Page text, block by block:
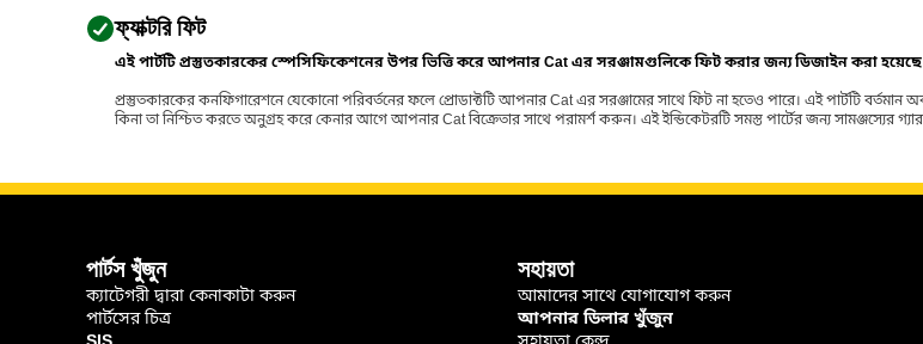
ফ্যাক্টরি ফিট
এই পার্টটি প্রস্তুতকারকের স্পেসিফিকেশনের উপর ভিত্তি করে আপনার Cat এর সরঞ্জামগুলিকে ফিট করার জন্য ডিজাইন করা
প্রস্তুতকারকের কনফিগারেশনে যেকোনো পরিবর্তনের ফলে প্রোডাক্টটি আপনার Cat এর সরঞ্জামের সাথে ফিট না হতেও পারে। এই পার্টটি
কিনা তা নিশ্চিত করতে অনুগ্রহ করে কেনার আগে আপনার Cat বিক্রেতার সাথে পরামর্শ করুন। এই ইন্ডিকেটরটি সমস্ত পার্টের জন্য সামঞ্জস্যের
পার্টস খুঁজুন
ক্যাটেগরী দ্বারা কেনাকাটা করুন
পার্টসের চিত্র
সহায়তা
আমাদের সাথে যোগাযোগ করুন
আপনার ডিলার খুঁজুন